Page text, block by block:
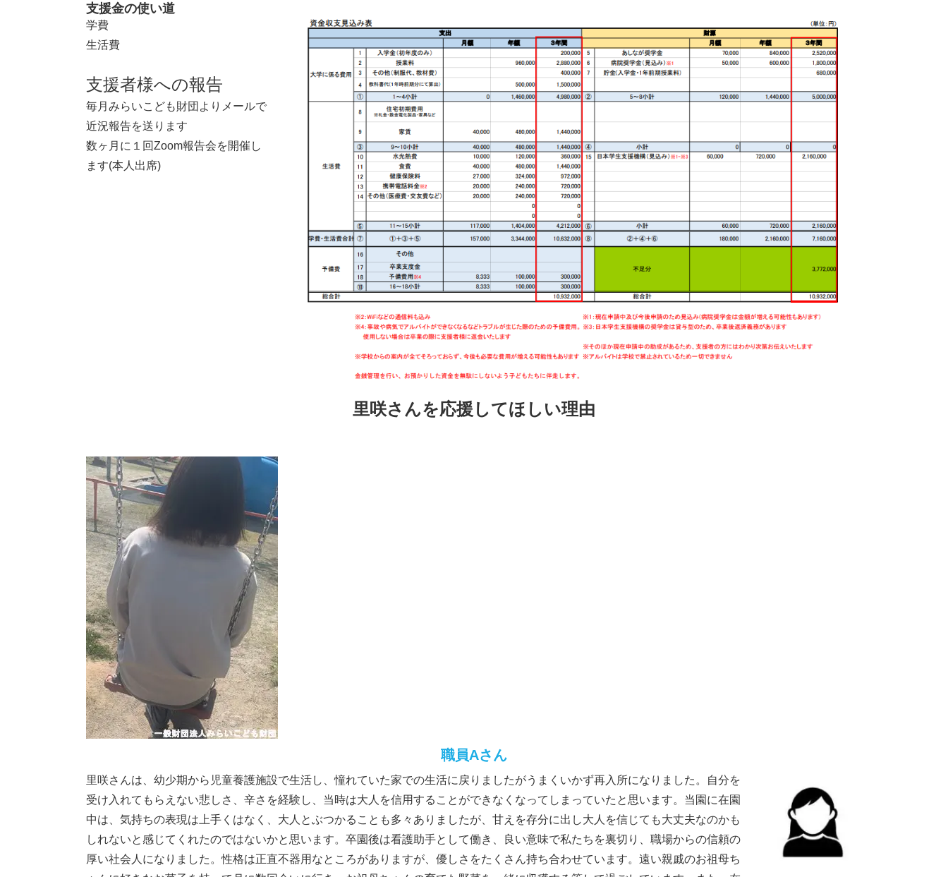
支援金の使い道
学費
生活費
支援者様への報告
毎月みらいこども財団よりメールで
近況報告を送ります
数ヶ月に１回Zoom報告会を開催し
ます(本人出席)
里咲さんを応援してほしい理由
職員Aさん
里咲さんは、幼少期から児童養護施設で生活し、憧れていた家での生活に戻りましたがうまくいかず再入所になりました。自分を
受け入れてもらえない悲しさ、辛さを経験し、当時は大人を信用することができなくなってしまっていたと思います。当園に在園
中は、気持ちの表現は上手くはなく、大人とぶつかることも多々ありましたが、甘えを存分に出し大人を信じても大丈夫なのかも
しれないと感じてくれたのではないかと思います。卒園後は看護助手として働き、良い意味で私たちを裏切り、職場からの信頼の
厚い社会人になりました。性格は正直不器用なところがありますが、優しさをたくさん持ち合わせています。遠い親戚のお祖母ち